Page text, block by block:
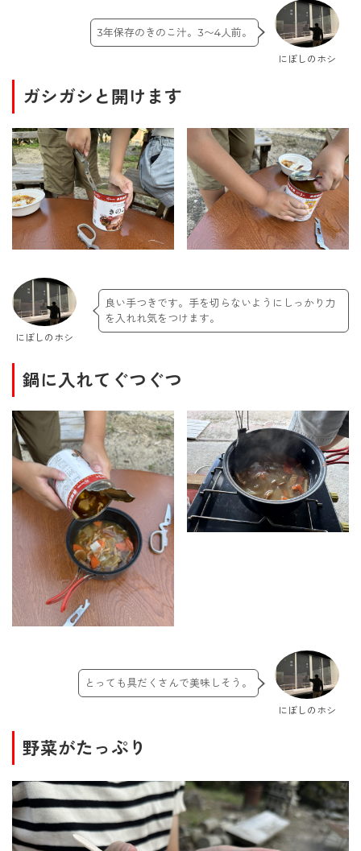
にぼしのホシ
3年保存のきのこ汁。3〜4人前。
ガシガシと開けます
にぼしのホシ
良い手つきです。手を切らないようにしっかり力
を入れれ気をつけます。
鍋に入れてぐつぐつ
にぼしのホシ
とっても具だくさんで美味しそう。
野菜がたっぷり